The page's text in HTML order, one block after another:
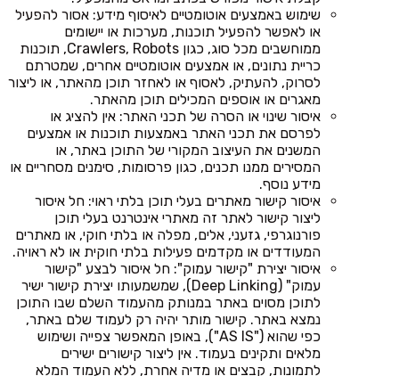
שימוש באמצעים אוטומטיים לאיסוף מידע: אסור להפעיל
או לאפשר להפעיל תוכנות, מערכות או יישומים
ממוחשבים מכל סוג, כגון Crawlers, Robots, תוכנות
כריית נתונים, או אמצעים אוטומטיים אחרים, שמטרתם
לסרוק, להעתיק, לאסוף או לאחזר תוכן מהאתר, או ליצור
מאגרים או אוספים המכילים תוכן מהאתר.
איסור שינוי או הסרה של תכני האתר: אין להציג או
לפרסם את תכני האתר באמצעות תוכנות או אמצעים
המשנים את העיצוב המקורי של התוכן באתר, או
המסירים ממנו תכנים, כגון פרסומות, סימנים מסחריים או
מידע נוסף.
איסור קישור מאתרים בעלי תוכן בלתי ראוי: חל איסור
ליצור קישור לאתר זה מאתרי אינטרנט בעלי תוכן
פורנוגרפי, גזעני, אלים, מפלה או בלתי חוקי, או מאתרים
המעודדים או מקדמים פעילות בלתי חוקית או לא ראויה.
איסור יצירת "קישור עמוק": חל איסור לבצע "קישור
עמוק" (Deep Linking), שמשמעותו יצירת קישור ישיר
לתוכן מסוים באתר במנותק מהעמוד השלם שבו התוכן
נמצא באתר. קישור מותר יהיה רק לעמוד שלם באתר,
כפי שהוא ("AS IS"), באופן המאפשר צפייה ושימוש
מלאים ותקינים בעמוד. אין ליצור קישורים ישירים
לתמונות, קבצים או מדיה אחרת, ללא העמוד המלא